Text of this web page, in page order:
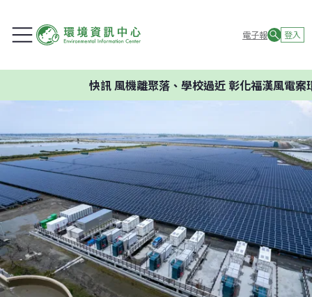
電子報 登入
風機離聚落、學校過近 彰化福漢風電案環委建